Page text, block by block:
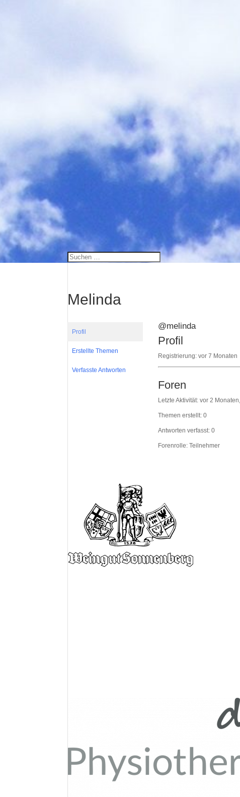
Melinda
Profil
Erstellte Themen
Verfasste Antworten
@melinda
Profil
Registrierung: vor 7 Monaten
Foren
Letzte Aktivität: vor 2
Themen erstellt: 0
Antworten verfasst: 0
Forenrolle: Teilnehmer